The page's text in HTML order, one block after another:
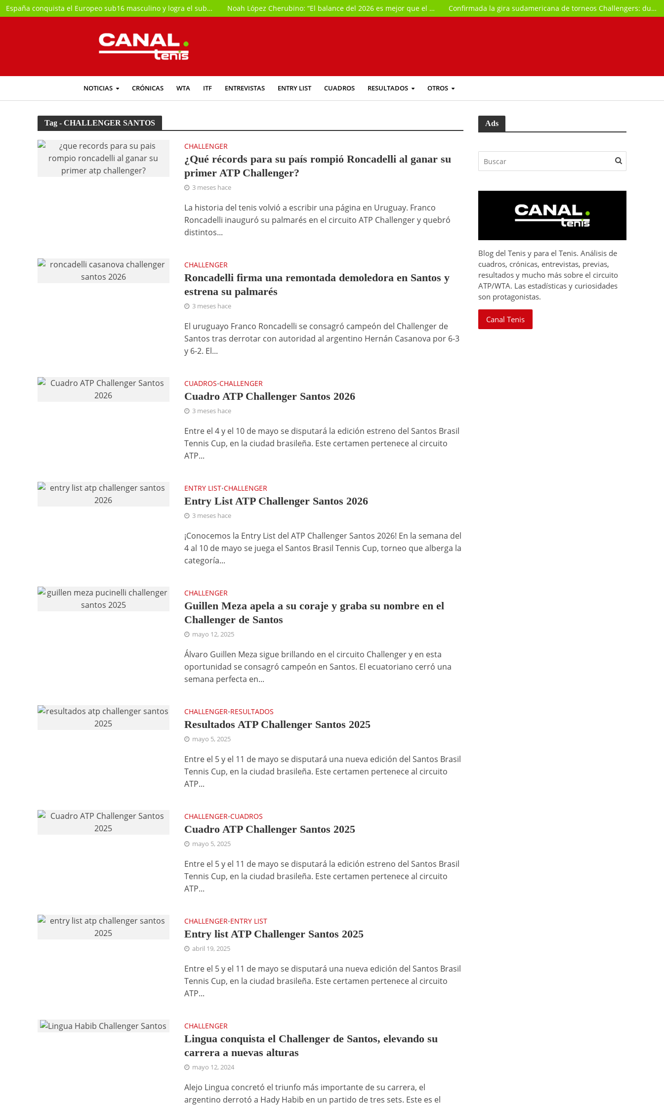
España conquista el Europeo sub16 masculino y logra el subcampeonato femenino Noah López Cherubino: “El balance del 2026 es mejor que el año pasado, aunque con algo de autocrítica porque esperaba algo más de mí” Confirmada la gira sudamericana de torneos Challengers: durará más de dos meses
NOTICIAS CRÓNICAS WTA ITF ENTREVISTAS ENTRY LIST CUADROS RESULTADOS OTROS
Tag - CHALLENGER SANTOS
CHALLENGER
¿Qué récords para su país rompió Roncadelli al ganar su
primer ATP Challenger?
3 meses hace
La historia del tenis volvió a escribir una página en Uruguay. Franco
Roncadelli inauguró su palmarés en el circuito ATP Challenger y quebró
distintos...
CHALLENGER
Roncadelli firma una remontada demoledora en Santos y
estrena su palmarés
3 meses hace
El uruguayo Franco Roncadelli se consagró campeón del Challenger de
Santos tras derrotar con autoridad al argentino Hernán Casanova por 6-3
y 6-2. El...
CUADROS•CHALLENGER
Cuadro ATP Challenger Santos 2026
3 meses hace
Entre el 4 y el 10 de mayo se disputará la edición estreno del Santos Brasil
Tennis Cup, en la ciudad brasileña. Este certamen pertenece al circuito
ATP...
ENTRY LIST•CHALLENGER
Entry List ATP Challenger Santos 2026
3 meses hace
¡Conocemos la Entry List del ATP Challenger Santos 2026! En la semana del
4 al 10 de mayo se juega el Santos Brasil Tennis Cup, torneo que alberga la
categoría...
CHALLENGER
Guillen Meza apela a su coraje y graba su nombre en el
Challenger de Santos
mayo 12, 2025
Álvaro Guillen Meza sigue brillando en el circuito Challenger y en esta
oportunidad se consagró campeón en Santos. El ecuatoriano cerró una
semana perfecta en...
CHALLENGER•RESULTADOS
Resultados ATP Challenger Santos 2025
mayo 5, 2025
Entre el 5 y el 11 de mayo se disputará una nueva edición del Santos Brasil
Tennis Cup, en la ciudad brasileña. Este certamen pertenece al circuito
ATP...
CHALLENGER•CUADROS
Cuadro ATP Challenger Santos 2025
mayo 5, 2025
Entre el 5 y el 11 de mayo se disputará la edición estreno del Santos Brasil
Tennis Cup, en la ciudad brasileña. Este certamen pertenece al circuito
ATP...
CHALLENGER•ENTRY LIST
Entry list ATP Challenger Santos 2025
abril 19, 2025
Entre el 5 y el 11 de mayo se disputará una nueva edición del Santos Brasil
Tennis Cup, en la ciudad brasileña. Este certamen pertenece al circuito
ATP...
CHALLENGER
Lingua conquista el Challenger de Santos, elevando su
carrera a nuevas alturas
mayo 12, 2024
Alejo Lingua concretó el triunfo más importante de su carrera, el
argentino derrotó a Hady Habib en un partido de tres sets. Este es el
Ads
Blog del Tenis y para el Tenis. Análisis de
cuadros, crónicas, entrevistas, previas,
resultados y mucho más sobre el circuito
ATP/WTA. Las estadísticas y curiosidades
son protagonistas.
Canal Tenis